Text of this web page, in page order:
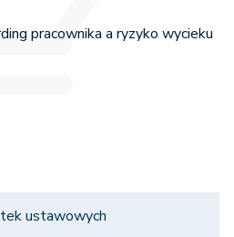
pracownika a ryzyko wycieku
ustawowych